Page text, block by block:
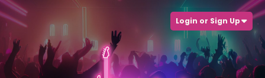
Login or Sign Up